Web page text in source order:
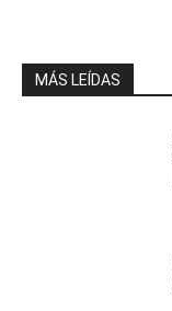
MÁS LEÍDAS